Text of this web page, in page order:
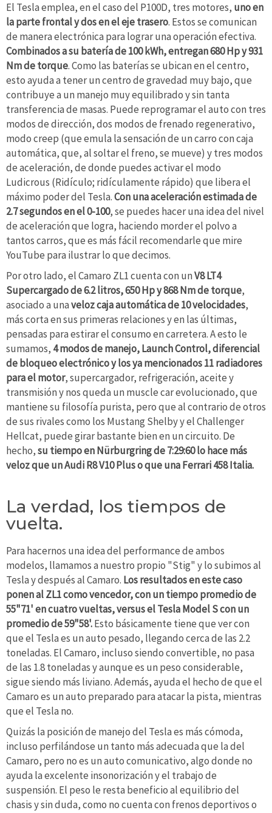
El Tesla emplea, en el caso del P100D, tres motores, uno en
la parte frontal y dos en el eje trasero. Estos se comunican
de manera electrónica para lograr una operación efectiva.
Combinados a su batería de 100 kWh, entregan 680 Hp y 931
Nm de torque. Como las baterías se ubican en el centro,
esto ayuda a tener un centro de gravedad muy bajo, que
contribuye a un manejo muy equilibrado y sin tanta
transferencia de masas. Puede reprogramar el auto con tres
modos de dirección, dos modos de frenado regenerativo,
modo creep (que emula la sensación de un carro con caja
automática, que, al soltar el freno, se mueve) y tres modos
de aceleración, de donde puedes activar el modo
Ludicrous (Ridículo; ridículamente rápido) que libera el
máximo poder del Tesla.Con una aceleración estimada de
2.7 segundos en el 0-100, se puedes hacer una idea del nivel
de aceleración que logra, haciendo morder el polvo a
tantos carros, que es más fácil recomendarle que mire
YouTube para ilustrar lo que decimos.
Por otro lado, el Camaro ZL1 cuenta con unV8 LT4
Supercargado de 6.2 litros, 650 Hp y 868 Nm de torque,
asociado a unaveloz caja automática de 10 velocidades,
más corta en sus primeras relaciones y en las últimas,
pensadas para estirar el consumo en carretera. A esto le
sumamos, 4 modos de manejo, Launch Control, diferencial
de bloqueo electrónico y los ya mencionados 11 radiadores
para el motor, supercargador, refrigeración, aceite y
transmisión y nos queda un muscle car evolucionado, que
mantiene su filosofía purista, pero que al contrario de otros
de sus rivales como los Mustang Shelby y el Challenger
Hellcat, puede girar bastante bien en un circuito. De
hecho,su tiempo en Nürburgring de 7:29:60 lo hace más
veloz que un Audi R8 V10 Plus o que una Ferrari 458 Italia.
La verdad, los tiempos de
vuelta.
Para hacernos una idea del performance de ambos
modelos, llamamos a nuestro propio "Stig" y lo subimos al
Tesla y después al Camaro. Los resultados en este caso
ponen al ZL1 como vencedor, con un tiempo promedio de
55"71' en cuatro vueltas, versus el Tesla Model S con un
promedio de 59"58'.Esto básicamente tiene que ver con
que el Tesla es un auto pesado, llegando cerca de las 2.2
toneladas. El Camaro, incluso siendo convertible, no pasa
de las 1.8 toneladas y aunque es un peso considerable,
sigue siendo más liviano. Además, ayuda el hecho de que el
Camaro es un auto preparado para atacar la pista, mientras
que el Tesla no.
Quizás la posición de manejo del Tesla es más cómoda,
incluso perfilándose un tanto más adecuada que la del
Camaro, pero no es un auto comunicativo, algo donde no
ayuda la excelente insonorización y el trabajo de
suspensión. El peso le resta beneficio al equilibrio del
chasis y sin duda, como no cuenta con frenos deportivos o